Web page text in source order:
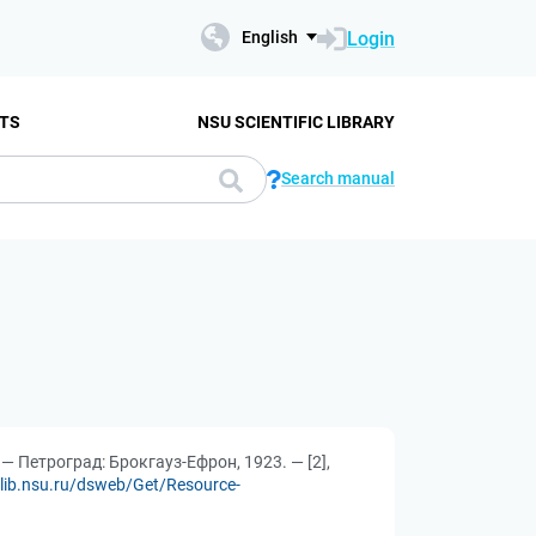
English Login
NSU SCIENTIFIC LIBRARY
Search manual
Петроград: Брокгауз-Ефрон, 1923. — [2],
dsweb/Get/Resource-